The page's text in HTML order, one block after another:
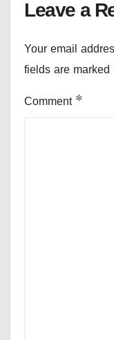
Leave a
Your email
fields are marked
Comment *